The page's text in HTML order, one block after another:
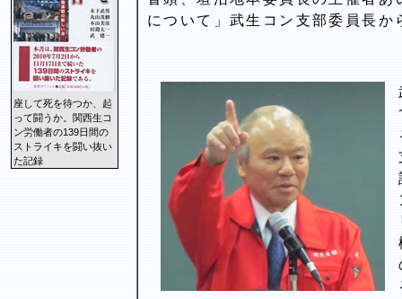
座して死を待つか、起
って闘うか。関西生コ
ン労働者の139日間の
ストライキを闘い抜い
た記録
について」武生コン支部委員長か